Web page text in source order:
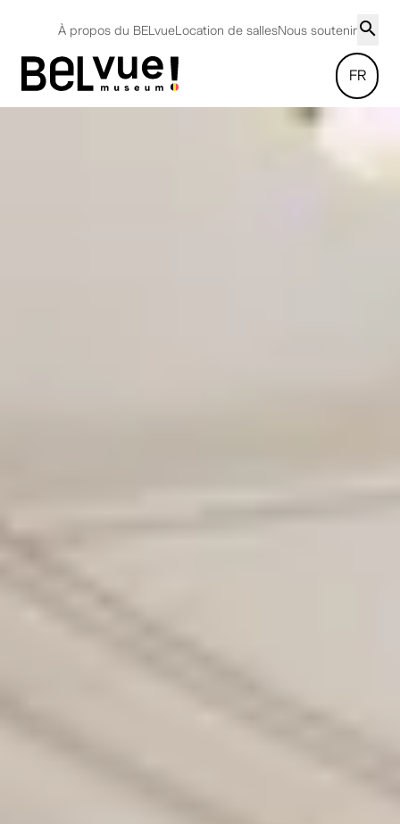
À propos du BELvueLocation de sallesNous soutenir
FR